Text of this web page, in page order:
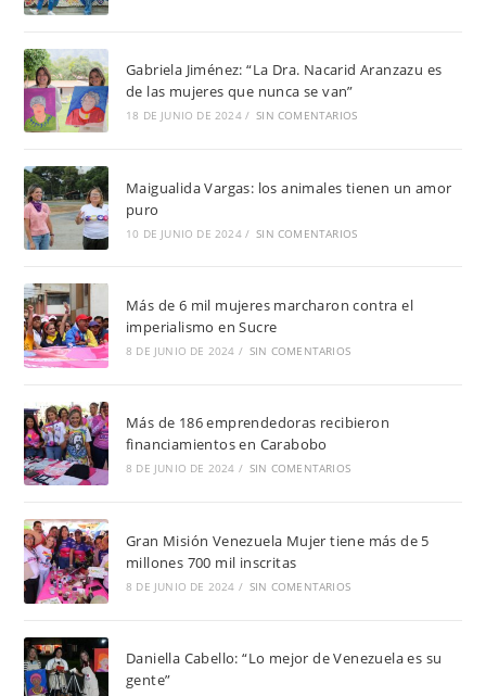
Gabriela Jiménez: “La Dra. Nacarid Aranzazu es
de las mujeres que nunca se van”
18 DE JUNIO DE 2024 / SIN COMENTARIOS
Maigualida Vargas: los animales tienen un amor
puro
10 DE JUNIO DE 2024 / SIN COMENTARIOS
Más de 6 mil mujeres marcharon contra el
imperialismo en Sucre
8 DE JUNIO DE 2024 / SIN COMENTARIOS
Más de 186 emprendedoras recibieron
financiamientos en Carabobo
8 DE JUNIO DE 2024 / SIN COMENTARIOS
Gran Misión Venezuela Mujer tiene más de 5
millones 700 mil inscritas
8 DE JUNIO DE 2024 / SIN COMENTARIOS
Daniella Cabello: “Lo mejor de Venezuela es su
gente”